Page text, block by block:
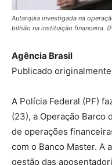
Autarquia investigada na
bilhão na instituição financeira.
Agência Brasil
Publicado
A Polícia Federal (PF)
(23), a Operação Barco
de operações
com o Banco Master. A
gestão das